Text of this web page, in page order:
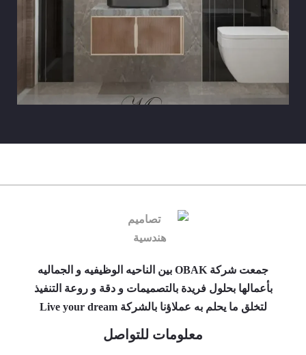
جمعت شركة OBAK بين الناحيه الوظيفيه و الجماليه
بأعمالها بحلول فريدة بالتصميمات و دقة و روعة التنفيذ
لتخلق ما يحلم به عملاؤنا بالشركة Live your dream
معلومات للتواصل